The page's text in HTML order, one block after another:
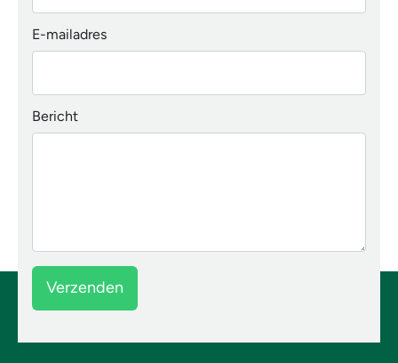
E-mailadres
Bericht